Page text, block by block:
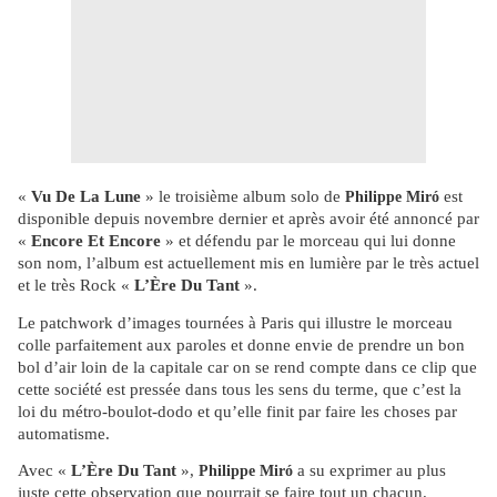
« Vu De La Lune » le troisième album solo de Philippe Miró est
disponible depuis novembre dernier et après avoir été annoncé par
« Encore Et Encore » et défendu par le morceau qui lui donne
son nom, l’album est actuellement mis en lumière par le très actuel
et le très Rock « L’Ère Du Tant ».
Le patchwork d’images tournées à Paris qui illustre le morceau
colle parfaitement aux paroles et donne envie de prendre un bon
bol d’air loin de la capitale car on se rend compte dans ce clip que
cette société est pressée dans tous les sens du terme, que c’est la
loi du métro-boulot-dodo et qu’elle finit par faire les choses par
automatisme.
Avec « L’Ère Du Tant », Philippe Miró a su exprimer au plus
juste cette observation que pourrait se faire tout un chacun.